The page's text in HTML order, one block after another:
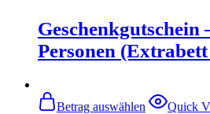
Geschenkgutschein
Personen
Betrag auswählen
Quick